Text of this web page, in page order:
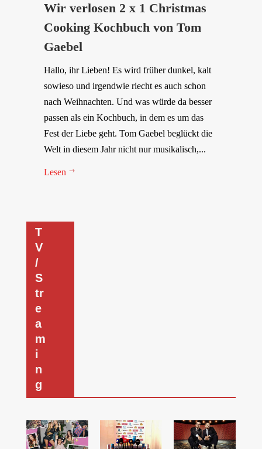
Wir verlosen 2 x 1 Christmas
Cooking Kochbuch von Tom
Gaebel
Hallo, ihr Lieben! Es wird früher dunkel, kalt
sowieso und irgendwie riecht es auch schon
nach Weihnachten. Und was würde da besser
passen als ein Kochbuch, in dem es um das
Fest der Liebe geht. Tom Gaebel beglückt die
Welt in diesem Jahr nicht nur musikalisch,...
Lesen $
T
V
/
S
tr
e
a
m
i
n
g